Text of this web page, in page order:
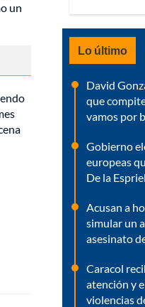
un
Lo último
David
que
vamos por
Gobierno
europeas
De la
Acusan a
simular un
asesinato
Caracol
atención y
violencias